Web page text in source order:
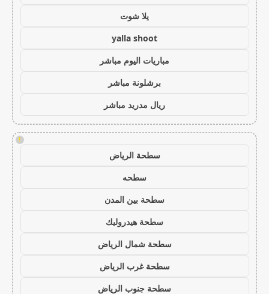
يلا شوت
yalla shoot
مباريات اليوم مباشر
برشلونة مباشر
ريال مدريد مباشر
!
سطحة الرياض
سطحه
سطحة بين المدن
سطحة هيدروليك
سطحة شمال الرياض
سطحة غرب الرياض
سطحة جنوب الرياض